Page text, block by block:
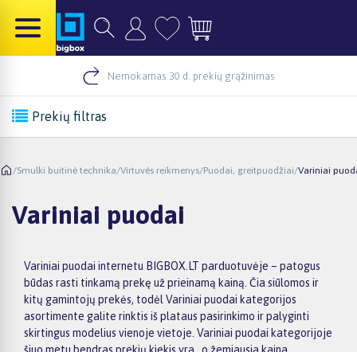
Nemokamas 30 d. prekių grąžinimas
Prekių filtras
/Smulki buitinė technika/Virtuvės reikmenys/Puodai, greitpuodžiai/Variniai
Variniai puodai
Variniai puodai internetu BIGBOX.LT parduotuvėje – patogus
būdas rasti tinkamą prekę už prieinamą kainą. Čia siūlomos ir
kitų gamintojų prekės, todėl Variniai puodai kategorijos
asortimente galite rinktis iš plataus pasirinkimo ir palyginti
skirtingus modelius vienoje vietoje. Variniai puodai kategorijoje